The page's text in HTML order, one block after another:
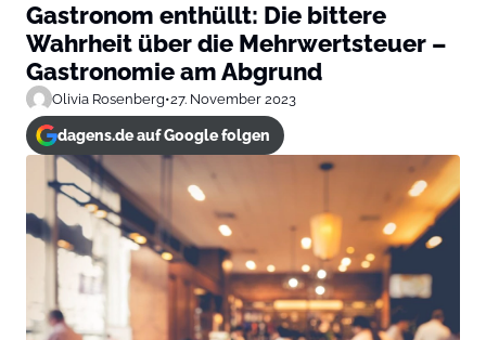
Gastronom enthüllt: Die bittere
Wahrheit über die Mehrwertsteuer –
Gastronomie am Abgrund
Olivia Rosenberg•27. November 2023
dagens.de auf Google folgen